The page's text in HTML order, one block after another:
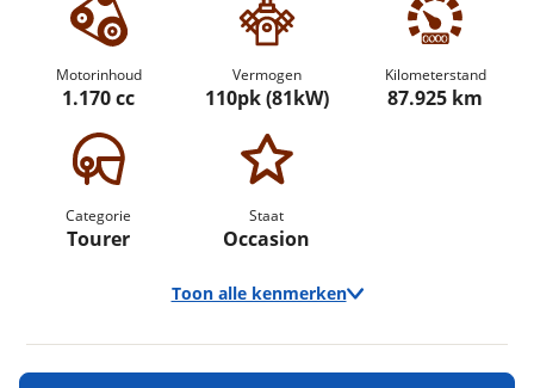
Motorinhoud
1.170 cc
Vermogen
110pk (81kW)
Kilometerstand
87.925 km
Categorie
Tourer
Staat
Occasion
Toon alle kenmerken